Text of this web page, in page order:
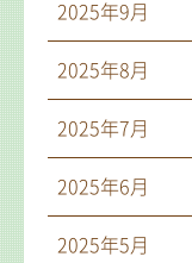
2025年9月
2025年8月
2025年7月
2025年6月
2025年5月